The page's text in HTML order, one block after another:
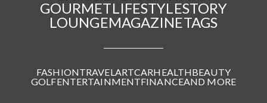
GOURMETLIFESTYLESTORY
LOUNGEMAGAZINETAGS
FASHIONTRAVELARTCARHEALTHBEAUTY
GOLFENTERTAINMENTFINANCEAND MORE